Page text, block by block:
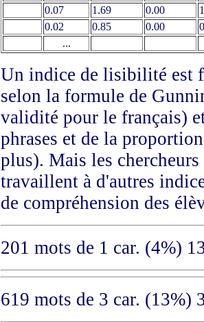
0.07
1.69 0.00
0.02
0.85 0.00
...
Un indice de lisibilité est
selon la formule de
validité pour le français)
phrases et de la
plus). Mais les
travaillent à d'autres
de compréhension des
201 mots de 1 car. (4%)
619 mots de 3 car. (13%)